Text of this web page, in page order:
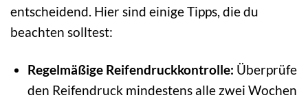
entscheidend. Hier sind einige Tipps, die du
beachten solltest:
Regelmäßige Reifendruckkontrolle: Überprüfe
den Reifendruck mindestens alle zwei Wochen